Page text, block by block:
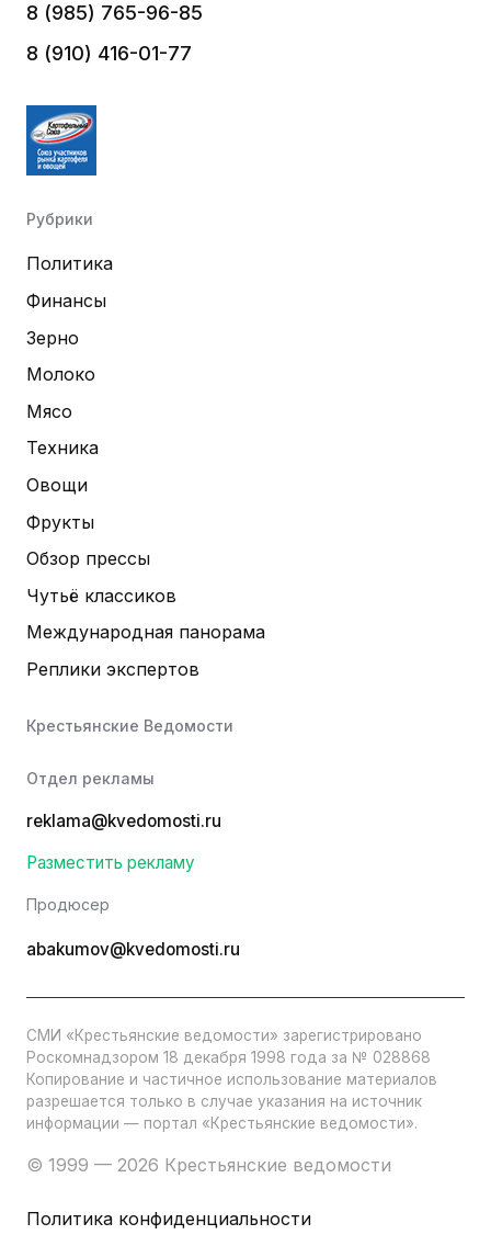
8 (985) 765-96-85
8 (910) 416-01-77
Рубрики
Политика
Финансы
Зерно
Молоко
Мясо
Техника
Овощи
Фрукты
Обзор прессы
Чутьё классиков
Международная панорама
Реплики экспертов
Крестьянские Ведомости
Отдел рекламы
reklama@kvedomosti.ru
Разместить рекламу
Продюсер
abakumov@kvedomosti.ru
СМИ «Крестьянские ведомости» зарегистрировано
Роскомнадзором 18 декабря 1998 года за № 028868
Копирование и частичное использование материалов
разрешается только в случае указания на источник
информации — портал «Крестьянские ведомости».
© 1999 — 2026 Крестьянские ведомости
Политика конфиденциальности